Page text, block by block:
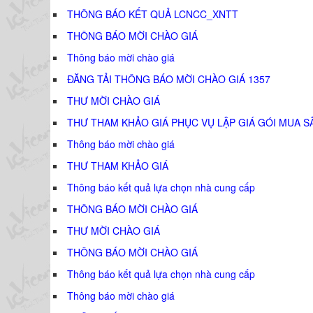
THÔNG BÁO KẾT QUẢ LCNCC_XNTT
THÔNG BÁO MỜI CHÀO GIÁ
Thông báo mời chào giá
ĐĂNG TẢI THÔNG BÁO MỜI CHÀO GIÁ 1357
THƯ MỜI CHÀO GIÁ
THƯ THAM KHẢO GIÁ PHỤC VỤ LẬP GIÁ GÓI MUA
Thông báo mời chào giá
THƯ THAM KHẢO GIÁ
Thông báo kết quả lựa chọn nhà cung cấp
THÔNG BÁO MỜI CHÀO GIÁ
THƯ MỜI CHÀO GIÁ
THÔNG BÁO MỜI CHÀO GIÁ
Thông báo kết quả lựa chọn nhà cung cấp
Thông báo mời chào giá